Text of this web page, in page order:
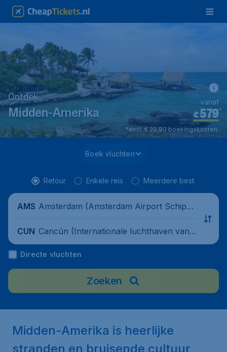
Ontdek
Midden-Amerika €579*
vanaf
*excl. € 29,90 boekingskosten.
Boek vluchten
Retour Enkele reis Meerdere best.
AMS Amsterdam (Amsterdam Airport Schipho
CUN Cancún (Internationale luchthaven van C
ancún), Mexico
Directe vluchten
Zoeken
Midden-Amerika is heerlijke
stranden en bruisende cultuur